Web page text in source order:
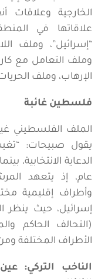
الخارجية وعلاقات
علاقاتها في
“إسرائيل”، وملف
وملف التعامل مع
الإرهاب، وملف
فلسطين غائبة
الملف الفلسطيني غير
يقول صبيحات:
الدعاية الانتخابية،
عام، إذ يتعهد
وأطراف إقليمية
إسرائيل، حيث ينظر
(التحالف الحاكم
الأطراف المختلفة
الناخب التركي: